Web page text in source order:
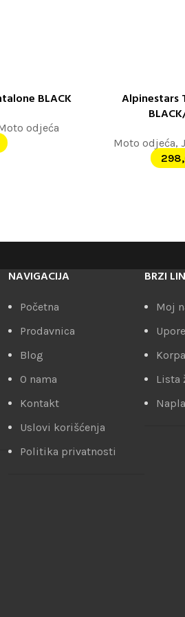
BLACK
odjeća
ODABERITE OPCIJE
Alpinestars
Moto odjeća,
NAVIGACIJA
Početna
Prodavnica
Blog
O nama
Kontakt
Uslovi korišćenja
Politika privatnosti
BRZI
Moj
Korpa
Lista